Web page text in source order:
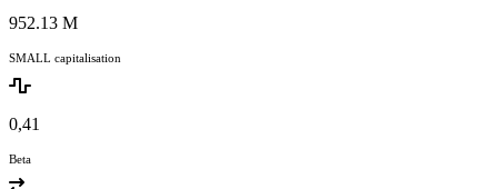
952.13 M
SMALL capitalisation
0,41
Beta